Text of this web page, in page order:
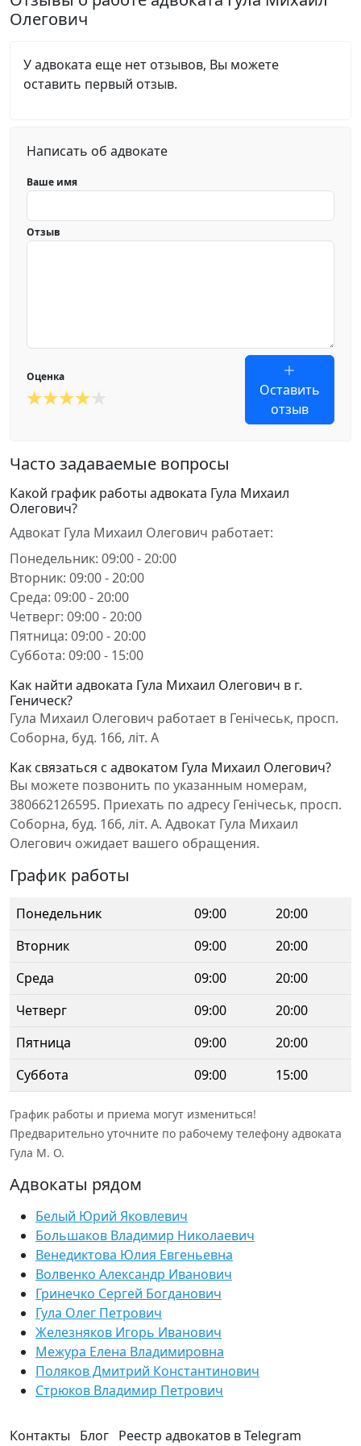
Олегович
У адвоката еще нет отзывов, Вы можете
оставить первый отзыв.
Написать об адвокате
Ваше имя
Отзыв
Оценка
Оставить
отзыв
Часто задаваемые вопросы
Какой график работы адвоката Гула Михаил
Олегович?
Адвокат Гула Михаил Олегович работает:
Понедельник: 09:00 - 20:00
Вторник: 09:00 - 20:00
Среда: 09:00 - 20:00
Четверг: 09:00 - 20:00
Пятница: 09:00 - 20:00
Суббота: 09:00 - 15:00
Как найти адвоката Гула Михаил Олегович в г.
Геническ?
Гула Михаил Олегович работает в Генічеськ, просп.
Соборна, буд. 166, літ. А
Как связаться с адвокатом Гула Михаил Олегович?
Вы можете позвонить по указанным номерам,
380662126595. Приехать по адресу Генічеськ, просп.
Соборна, буд. 166, літ. А. Адвокат Гула Михаил
Олегович ожидает вашего обращения.
График работы
Понедельник 09:00
20:00
Вторник
09:00
20:00
Среда
09:00
20:00
Четверг
09:00
20:00
Пятница
09:00
20:00
Суббота
09:00 15:00
График работы и приема могут измениться!
Предварительно уточните по рабочему телефону адвоката
Гула М. О.
Адвокаты рядом
Белый Юрий Яковлевич
Большаков Владимир Николаевич
Венедиктова Юлия Евгеньевна
Волвенко Александр Иванович
Гринечко Сергей Богданович
Гула Олег Петрович
Железняков Игорь Иванович
Межура Елена Владимировна
Поляков Дмитрий Константинович
Стрюков Владимир Петрович
Контакты Блог Реестр адвокатов в Telegram